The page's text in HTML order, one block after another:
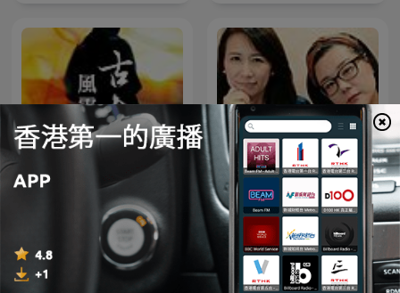
香港電台：古今風雲人物
TBSラジオ『ジェーン・スー
と堀井美香の「OVER THE
SUN」』